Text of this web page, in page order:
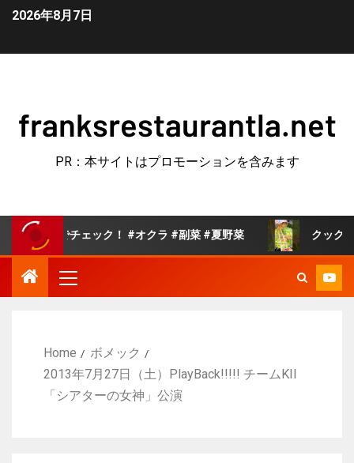
2026年8月7日
franksrestaurantla.net
PR：本サイトはプロモーションを含みます
チェック！ #オクラ #副菜 #夏野菜 クックパッドで人
Home
ボメック
2013年7月27日（土）PlayBack!!!!! チームKII
「シアターの女神」公演